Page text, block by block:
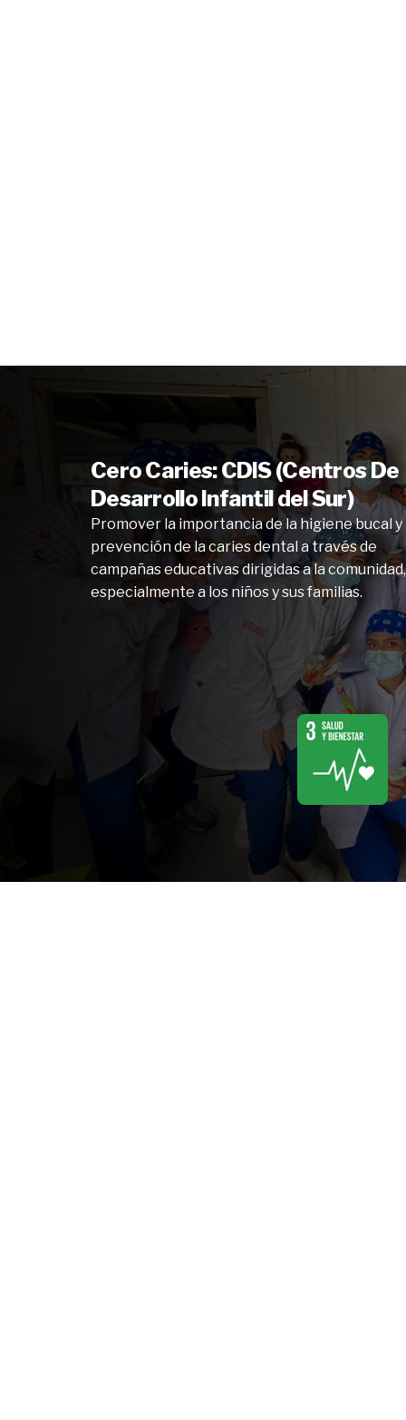
Cero Caries: CDIS (Centros De
Desarrollo Infantil del Sur)
Promover la importancia de la higiene bucal y
prevención de la caries dental a través de
campañas educativas dirigidas a la comunidad,
especialmente a los niños y sus familias.